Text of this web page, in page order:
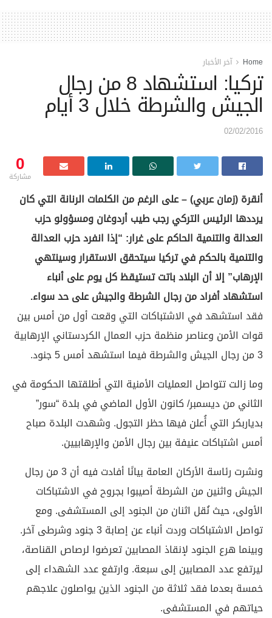
Home آخر الأخبار
تركيا: استشهاد 8 من رجال
الجيش والشرطة خلال 3 أيام
02/02/2016
0
مشاركة
أنقرة (زمان عربي) – على الرغم من الكلمات الرنانة التي كان
يرددها الرئيس التركي رجب طيب أردوغان ومسؤولو حزب
العدالة والتنمية الحاكم على غرار: “إذا انفرد حزب العدالة
والتنمية بالحكم في تركيا سيتحقق الاستقرار وسينتهي
الإرهاب” إلا أن البلاد باتت تستيقظ كل يوم على أنباء
استشهاد أفراد من رجال الشرطة والجيش على حد سواء.
فقد استشهد في الاشتباكات التي وقعت أول من أمس بين
قوات الأمن وعناصر منظمة حزب العمال الكردستاني الإرهابية
3 من رجال الجيش والشرطة فيما استشهد أمس 5 جنود.
وما زالت تتواصل العمليات الأمنية التي أطلقتها الحكومة في
الثاني من ديسمبر/ كانون الأول الماضي في بلدة “سور”
بدياربكر التي أُعلن فيها حظر التجول. وشهدت البلدة صباح
أمس اشتباكات عنيفة بين رجال الأمن والإرهابيين.
ونشرت رئاسة الأركان العامة بيانًا أفادت فيه أن 3 من رجال
الجيش واثنين من الشرطة أصيبوا بجروح في الاشتباكات
الأولى، حيث نُقل اثنان من الجنود إلى المستشفى. ومع
تواصل الاشتباكات وردت أنباء عن إصابة 3 جنود وشرطى آخر.
وبينما هرع الجنود لإنقاذ المصابين تعرضوا لرصاص القناصة،
ليرتفع عدد المصابين إلى سبعة. وارتفع عدد الشهداء إلى
خمسة بعدما فقد ثلاثة من الجنود الذين يواصلون علاجهم
حياتهم في المستشفى.